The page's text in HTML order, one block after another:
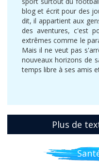
blog et écrit pour des
dit, il appartient aux
des aventures, c'est
extrêmes comme le
Mais il ne veut pas
nouveaux horizons de
temps libre à ses amis
Plus de